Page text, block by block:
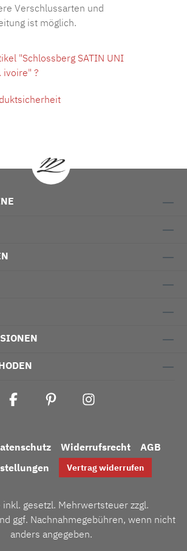
Verschlussarten und
ist möglich.
"Schlossberg SATIN UNI
ivoire" ?
Widerrufsrecht
AGB
Vertrag widerrufen
gesetzl. Mehrwertsteuer zzgl.
ggf. Nachnahmegebühren, wenn nicht
anders angegeben.